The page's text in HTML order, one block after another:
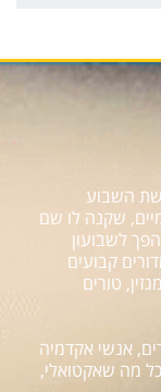
פרשת השבוע
שקנה לו שם
לשבועון
קבועים
טורים
אנשי אקדמיה
מה שאקטואלי,